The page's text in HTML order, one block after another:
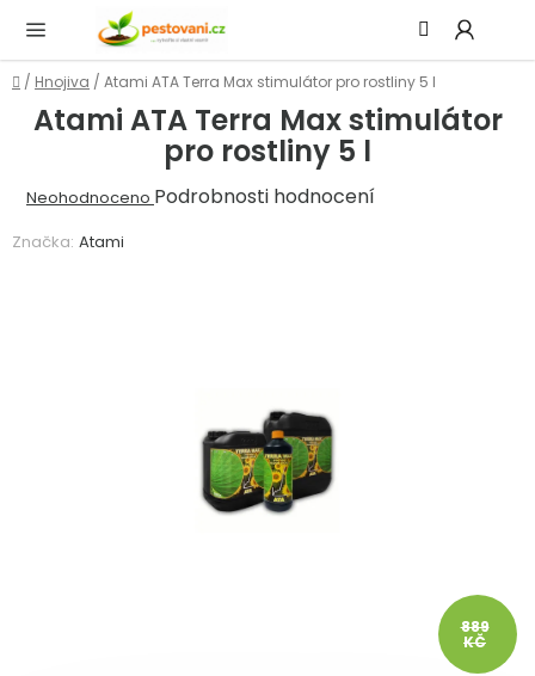
obsah
Domů
/ Hnojiva / Atami ATA Terra Max stimulátor pro rostliny 5 l
Atami ATA Terra Max stimulátor
pro rostliny 5 l
Průměrné
Neohodnoceno Podrobnosti hodnocení
Značka: Atami
889
KČ